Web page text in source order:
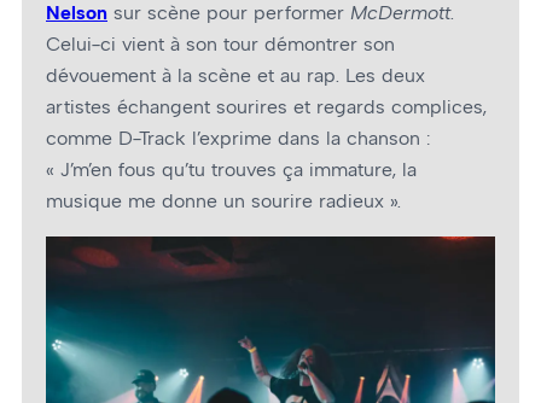
Nelson sur scène pour performer McDermott.
Celui-ci vient à son tour démontrer son
dévouement à la scène et au rap. Les deux
artistes échangent sourires et regards complices,
comme D-Track l’exprime dans la chanson :
« J’m’en fous qu’tu trouves ça immature, la
musique me donne un sourire radieux ».